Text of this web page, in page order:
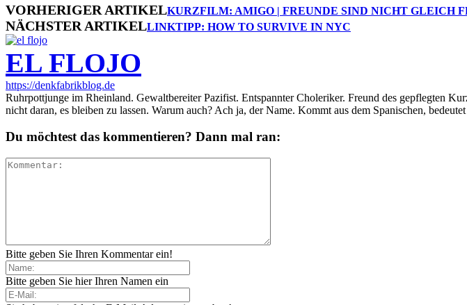
VORHERIGER ARTIKELKURZFILM: AMIGO | FREUNDE SIND NICHT GLEICH
NÄCHSTER ARTIKELLINKTIPP: HOW TO SURVIVE IN NYC
EL FLOJO
https://denkfabrikblog.de
Ruhrpottjunge im Rheinland. Gewaltbereiter Pazifist. Entspannter Choleriker. Freund des gepflegten
nicht daran, es bleiben zu lassen. Warum auch? Ach ja, der Name. Kommt aus dem Spanischen,
Du möchtest das kommentieren? Dann mal ran:
Bitte geben Sie Ihren Kommentar ein!
Bitte geben Sie hier Ihren Namen ein